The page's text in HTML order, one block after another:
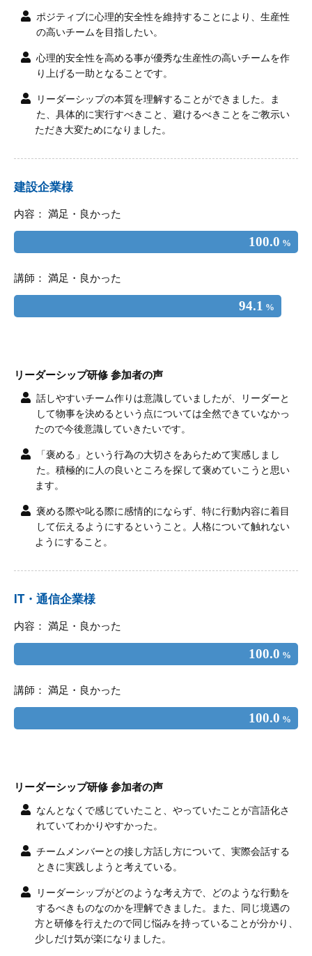
ポジティブに心理的安全性を維持することにより、生産性
の高いチームを目指したい。
心理的安全性を高める事が優秀な生産性の高いチームを作
り上げる一助となることです。
リーダーシップの本質を理解することができました。ま
た、具体的に実行すべきこと、避けるべきことをご教示い
ただき大変ためになりました。
建設企業様
内容： 満足・良かった
100.0 %
講師： 満足・良かった
94.1 %
リーダーシップ研修 参加者の声
話しやすいチーム作りは意識していましたが、リーダーと
して物事を決めるという点については全然できていなかっ
たので今後意識していきたいです。
「褒める」という行為の大切さをあらためて実感しまし
た。積極的に人の良いところを探して褒めていこうと思い
ます。
褒める際や叱る際に感情的にならず、特に行動内容に着目
して伝えるようにするということ。人格について触れない
ようにすること。
IT・通信企業様
内容： 満足・良かった
100.0 %
講師： 満足・良かった
100.0 %
リーダーシップ研修 参加者の声
なんとなくで感じていたこと、やっていたことが言語化さ
れていてわかりやすかった。
チームメンバーとの接し方話し方について、実際会話する
ときに実践しようと考えている。
リーダーシップがどのような考え方で、どのような行動を
するべきものなのかを理解できました。また、同じ境遇の
方と研修を行えたので同じ悩みを持っていることが分かり、
少しだけ気が楽になりました。